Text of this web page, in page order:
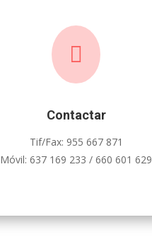

Contactar
Tif/Fax: 955 667 871
Móvil: 637 169 233 / 660 601 629